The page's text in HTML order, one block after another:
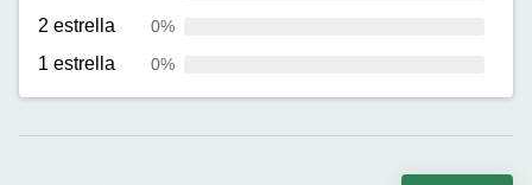
2 estrella 0%
1 estrella 0%